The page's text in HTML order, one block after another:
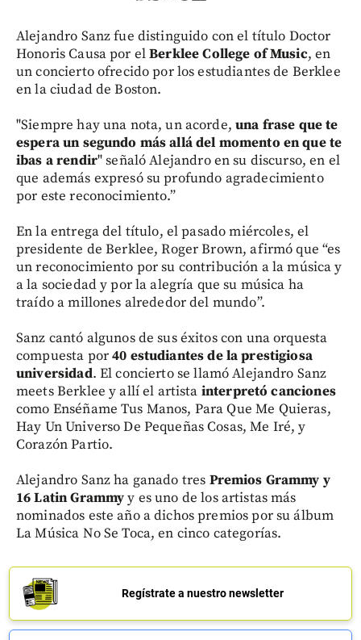
Alejandro Sanz fue distinguido con el título Doctor
Honoris Causa por elBerklee College of Music, en
un concierto ofrecido por los estudiantes de Berklee
en la ciudad de Boston.
"Siempre hay una nota, un acorde,una frase que te
espera un segundo más allá del momento en que te
ibas a rendir" señaló Alejandro en su discurso, en el
que además expresó su profundo agradecimiento
por este reconocimiento.”
En la entrega del título, el pasado miércoles, el
presidente de Berklee, Roger Brown, afirmó que “es
un reconocimiento por su contribución a la música y
a la sociedad y por la alegría que su música ha
traído a millones alrededor del mundo”.
Sanz cantó algunos de sus éxitos con una orquesta
compuesta por40 estudiantes de la prestigiosa
universidad. El concierto se llamó Alejandro Sanz
meets Berklee y allí el artista interpretó canciones
como Enséñame Tus Manos, Para Que Me Quieras,
Hay Un Universo De Pequeñas Cosas, Me Iré, y
Corazón Partio.
Alejandro Sanz ha ganado tres Premios Grammy y
16 Latin Grammyy es uno de los artistas más
nominados este año a dichos premios por su álbum
La Música No Se Toca, en cinco categorías.
Regístrate a nuestro newsletter